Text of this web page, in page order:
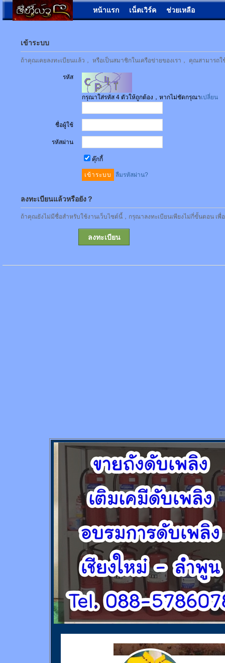
หน้าแรก เน็ตเวิร์ค ช่วยเหลือ
เข้าระบบ
ถ้าคุณเคยลงทะเบียนแล้ว， หรือเป็นสมาชิกในเครือข่ายของเรา， คุณสามาร
รหัส
กรุณาใส่รหัส 4 ตัวให้ถูกต้อง，หากไม่ชัดกรุณาเปลี่ยน
ชื่อผู้ใช้
รหัสผ่าน
คุ๊กกี้
ลืมรหัสผ่าน?
ลงทะเบียนแล้วหรือยัง？
ถ้าคุณยังไม่มีชื่อสำหรับใช้งานเว็บไซต์นี้，กรุณาลงทะเบียนเพียงไม่กี่ขั้นตอน เพื่
ลงทะเบียน